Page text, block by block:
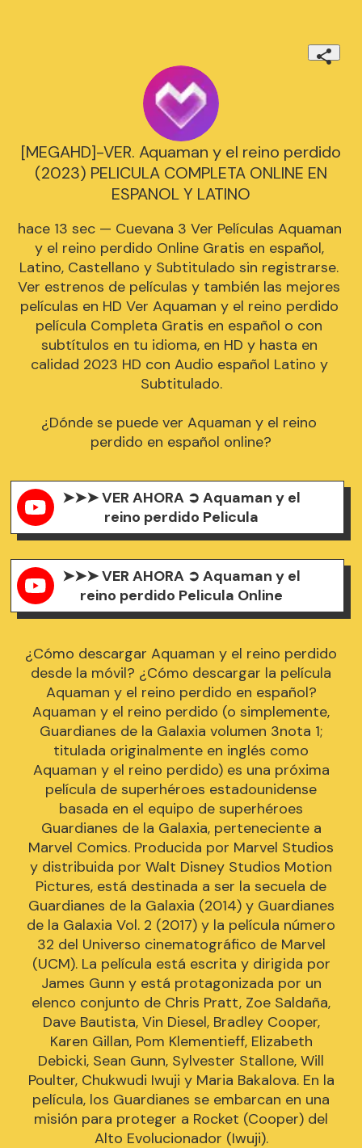
[MEGAHD]-VER. Aquaman y el reino perdido
(2023) PELICULA COMPLETA ONLINE EN
ESPANOL Y LATINO
hace 13 sec — Cuevana 3 Ver Películas Aquaman
y el reino perdido Online Gratis en español,
Latino, Castellano y Subtitulado sin registrarse.
Ver estrenos de películas y también las mejores
películas en HD Ver Aquaman y el reino perdido
película Completa Gratis en español o con
subtítulos en tu idioma, en HD y hasta en
calidad 2023 HD con Audio español Latino y
Subtitulado.
¿Dónde se puede ver Aquaman y el reino
➤➤➤ VER AHORA ➲ Aquaman y el
reino perdido Pelicula
➤➤➤ VER AHORA ➲ Aquaman y el
reino perdido Pelicula Online
¿Cómo descargar Aquaman y el reino perdido
desde la móvil? ¿Cómo descargar la película
Aquaman y el reino perdido en español?
Aquaman y el reino perdido (o simplemente,
Guardianes de la Galaxia volumen 3nota 1;
titulada originalmente en inglés como
Aquaman y el reino perdido) es una próxima
película de superhéroes estadounidense
basada en el equipo de superhéroes
Guardianes de la Galaxia, perteneciente a
Marvel Comics. Producida por Marvel Studios
y distribuida por Walt Disney Studios Motion
Pictures, está destinada a ser la secuela de
Guardianes de la Galaxia (2014) y Guardianes
de la Galaxia Vol. 2 (2017) y la película número
32 del Universo cinematográfico de Marvel
(UCM). La película está escrita y dirigida por
James Gunn y está protagonizada por un
elenco conjunto de Chris Pratt, Zoe Saldaña,
Dave Bautista, Vin Diesel, Bradley Cooper,
Karen Gillan, Pom Klementieff, Elizabeth
Debicki, Sean Gunn, Sylvester Stallone, Will
Poulter, Chukwudi Iwuji y Maria Bakalova. En la
película, los Guardianes se embarcan en una
misión para proteger a Rocket (Cooper) del
Alto Evolucionador (Iwuji).